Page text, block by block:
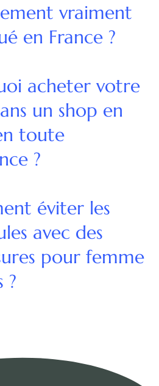
vraiment
en France ?
acheter votre
un shop en
toute
?
éviter les
avec des
pour femme
?